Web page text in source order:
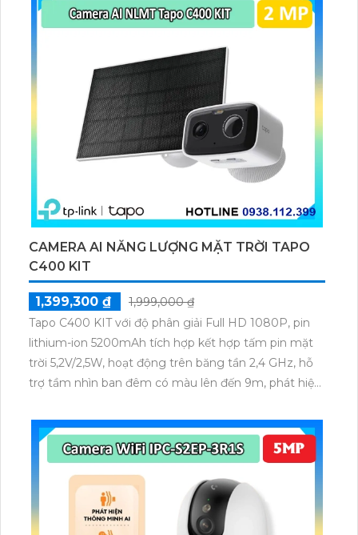
GB.
CAMERA AI NĂNG LƯỢNG MẶT TRỜI TAPO
C400 KIT
1,399,300 ₫
1,999,000 ₫
Tapo C400 KIT với độ phân giải Full HD 1080P, pin
lithium-ion 5200mAh tích hợp kết hợp tấm pin mặt
trời 5,2V/2,5W, hoạt động trên băng tần 2,4 GHz, hỗ
trợ tầm nhìn ban đêm có màu lên đến 9m, phát hiện
dữ liệu qua thẻ microSD lên đến 512GB.